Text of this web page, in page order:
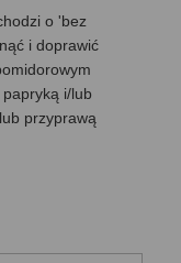
o 'bez
i doprawić
i/lub
przyprawą